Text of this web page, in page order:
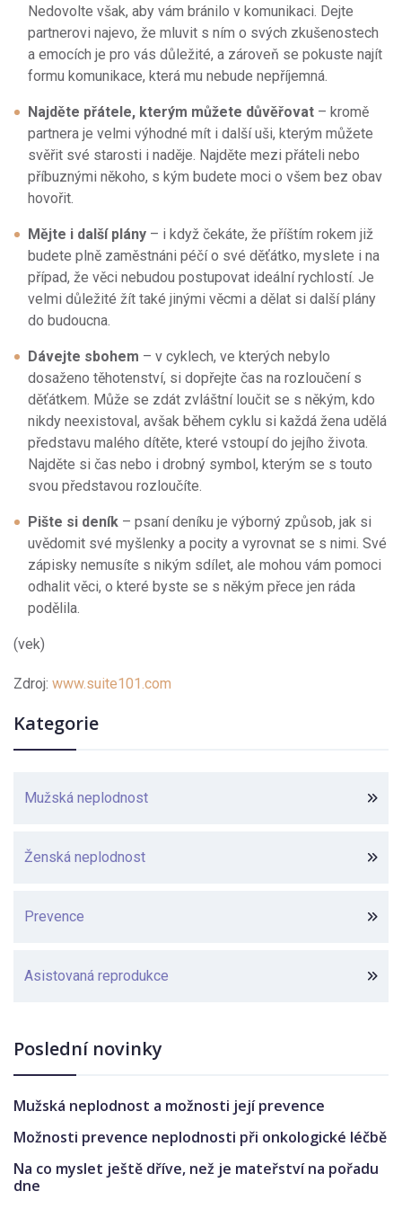
Nedovolte však, aby vám bránilo v komunikaci. Dejte
partnerovi najevo, že mluvit s ním o svých zkušenostech
a emocích je pro vás důležité, a zároveň se pokuste najít
formu komunikace, která mu nebude nepříjemná.
Najděte přátele, kterým můžete důvěřovat – kromě
partnera je velmi výhodné mít i další uši, kterým můžete
svěřit své starosti i naděje. Najděte mezi přáteli nebo
příbuznými někoho, s kým budete moci o všem bez obav
hovořit.
Mějte i další plány – i když čekáte, že příštím rokem již
budete plně zaměstnáni péčí o své děťátko, myslete i na
případ, že věci nebudou postupovat ideální rychlostí. Je
velmi důležité žít také jinými věcmi a dělat si další plány
do budoucna.
Dávejte sbohem – v cyklech, ve kterých nebylo
dosaženo těhotenství, si dopřejte čas na rozloučení s
děťátkem. Může se zdát zvláštní loučit se s někým, kdo
nikdy neexistoval, avšak během cyklu si každá žena udělá
představu malého dítěte, které vstoupí do jejího života.
Najděte si čas nebo i drobný symbol, kterým se s touto
svou představou rozloučíte.
Pište si deník – psaní deníku je výborný způsob, jak si
uvědomit své myšlenky a pocity a vyrovnat se s nimi. Své
zápisky nemusíte s nikým sdílet, ale mohou vám pomoci
odhalit věci, o které byste se s někým přece jen ráda
podělila.
(vek)
Zdroj: www.suite101.com
Kategorie
Mužská neplodnost
Ženská neplodnost
Prevence
Asistovaná reprodukce
Poslední novinky
Mužská neplodnost a možnosti její prevence
Možnosti prevence neplodnosti při onkologické léčbě
Na co myslet ještě dříve, než je mateřství na pořadu
dne